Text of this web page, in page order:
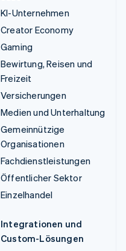
KI-Unternehmen
Creator Economy
Gaming
Bewirtung, Reisen und
Freizeit
Versicherungen
Medien und Unterhaltung
Gemeinnützige
Organisationen
Fachdienstleistungen
Öffentlicher Sektor
Einzelhandel
Integrationen und
Custom-Lösungen